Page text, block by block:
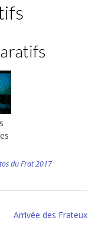
du Frat 2017
Arrivée des Frateux